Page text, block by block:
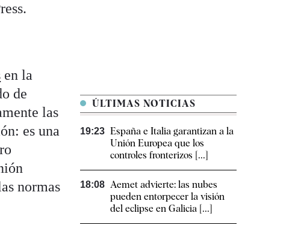
en la
de
las
es una
normas
ÚLTIMAS NOTICIAS
19:23 España e Italia garantizan a la
Unión Europea que los
controles fronterizos [...]
18:08 Aemet advierte: las nubes
pueden entorpecer la visión
del eclipse en Galicia [...]